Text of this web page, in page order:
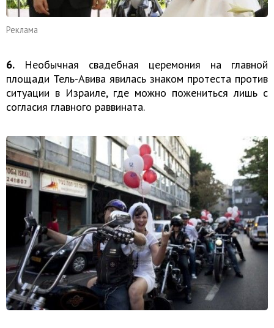
Реклама
6. Необычная свадебная церемония на главной
площади Тель-Авива явилась знаком протеста против
ситуации в Израиле, где можно пожениться лишь с
согласия главного раввината.